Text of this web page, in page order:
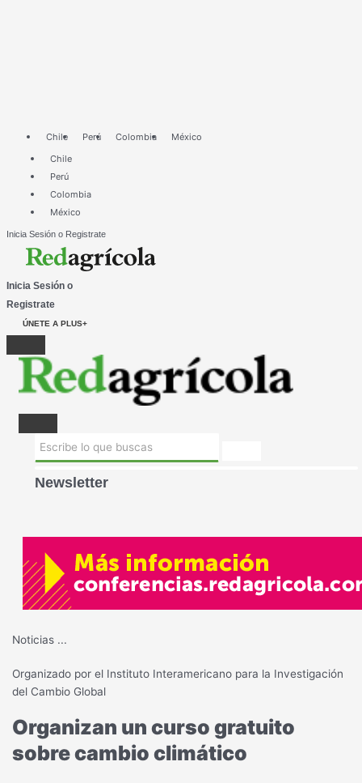
Chile Perú Colombia
México
Chile
Perú
Colombia
México
Inicia Sesión o Registrate
Inicia Sesión o
Registrate
ÚNETE A PLUS+
Newsletter
Noticias ...
Organizado por el Instituto Interamericano para la Investigación
del Cambio Global
Organizan un curso gratuito
sobre cambio climático